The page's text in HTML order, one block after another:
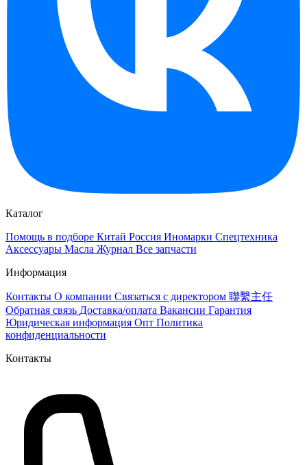
Каталог
Помощь в подборе Китай Россия Иномарки Спецтехника
Аксессуары Масла Журнал Все запчасти
Информация
Контакты О компании Связаться с директором 聯繫主任
Обратная связь Доставка/оплата Вакансии Гарантия
Юридическая информация Опт Политика
конфиденциальности
Контакты